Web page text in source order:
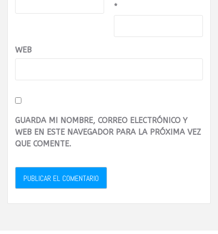
*
WEB
GUARDA MI NOMBRE, CORREO ELECTRÓNICO Y
WEB EN ESTE NAVEGADOR PARA LA PRÓXIMA VEZ
QUE COMENTE.